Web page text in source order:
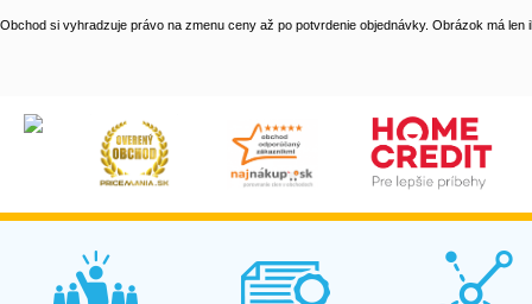
Obchod si vyhradzuje právo na zmenu ceny až po potvrdenie objednávky. Obrázok má len